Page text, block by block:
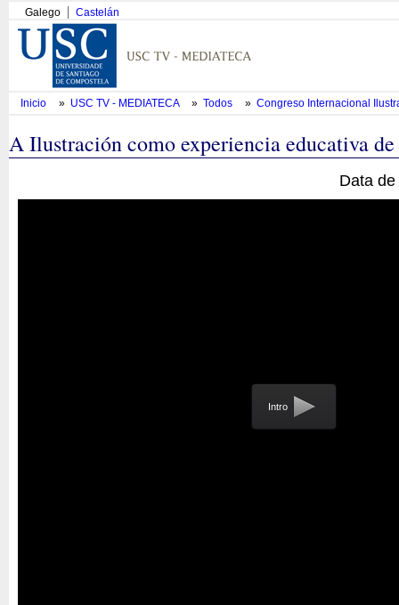
Galego Castelán
Inicio » USC TV - MEDIATECA » Todos » Congreso Internacional
A Ilustración como experiencia educativa
Data
Intro